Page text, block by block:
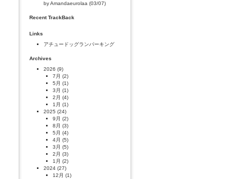
by Amandaeurolaa (03/07)
Recent TrackBack
Links
アチュードッグランパーキング
Archives
2026 (9)
7月 (2)
5月 (1)
3月 (1)
2月 (4)
1月 (1)
2025 (24)
9月 (2)
8月 (3)
5月 (4)
4月 (5)
3月 (5)
2月 (3)
1月 (2)
2024 (27)
12月 (1)